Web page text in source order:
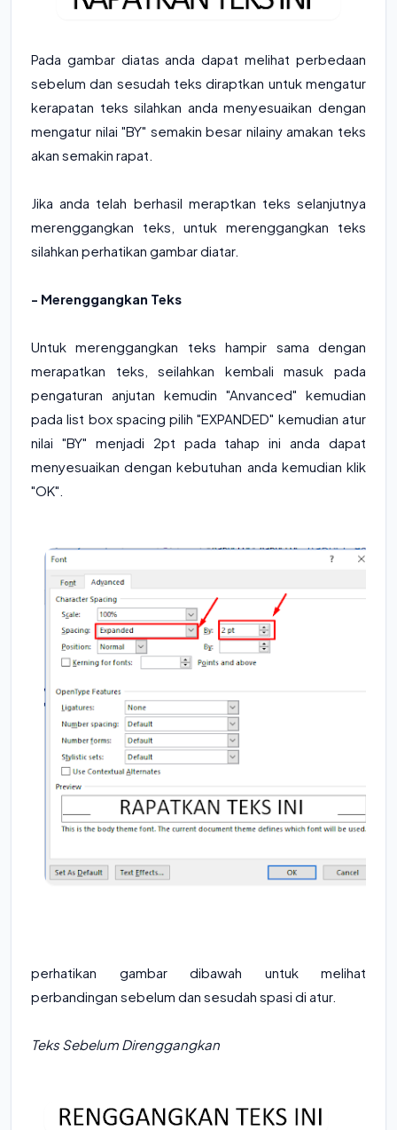
Pada gambar diatas anda dapat melihat perbedaan
sebelum dan sesudah teks diraptkan untuk mengatur
kerapatan teks silahkan anda menyesuaikan dengan
mengatur nilai "BY" semakin besar nilainy amakan teks
akan semakin rapat.
Jika anda telah berhasil meraptkan teks selanjutnya
merenggangkan teks, untuk merenggangkan teks
silahkan perhatikan gambar diatar.
- Merenggangkan Teks
Untuk merenggangkan teks hampir sama dengan
merapatkan teks, seilahkan kembali masuk pada
pengaturan anjutan kemudin "Anvanced" kemudian
pada list box spacing pilih "EXPANDED" kemudian atur
nilai "BY" menjadi 2pt pada tahap ini anda dapat
menyesuaikan dengan kebutuhan anda kemudian klik
"OK".
perhatikan gambar dibawah untuk melihat
perbandingan sebelum dan sesudah spasi di atur.
Teks Sebelum Direnggangkan